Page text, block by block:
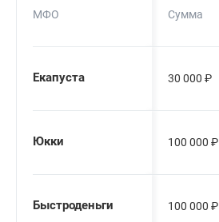
МФО Сумма
Екапуста 30 000 ₽
Юкки 100 000 ₽
Быстроденьги 100 000 ₽